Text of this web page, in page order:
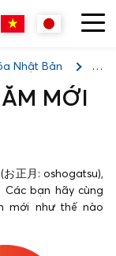
Nhật Bản
MỚI
正月: oshogatsu),
bạn hãy cùng
mới như thế nào